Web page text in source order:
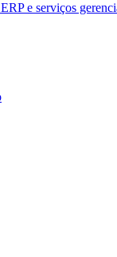
e serviços